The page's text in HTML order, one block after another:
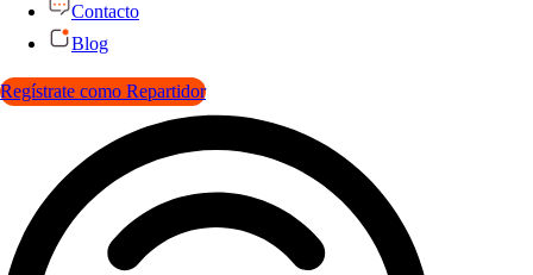
Contacto
Blog
Regístrate como Repartidor